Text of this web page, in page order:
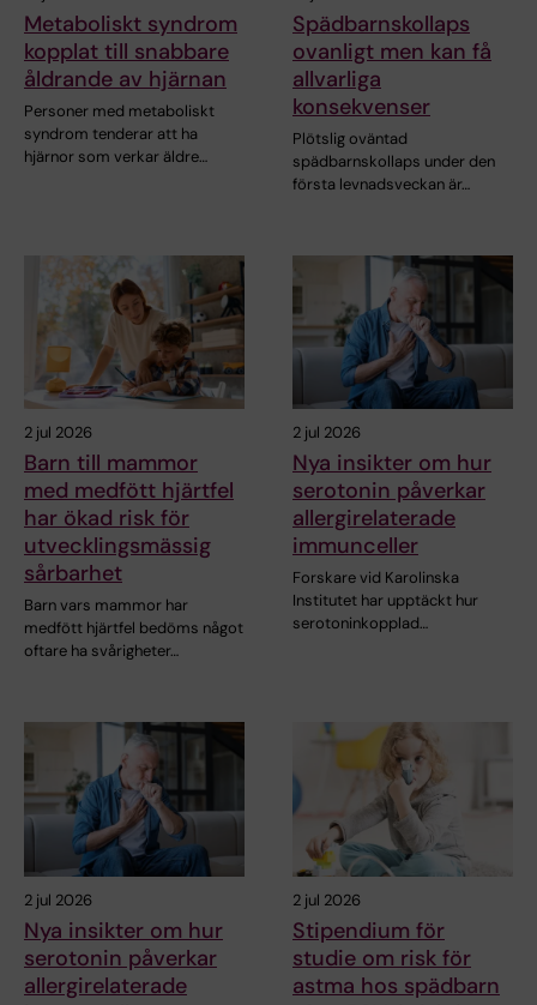
Metaboliskt syndrom
kopplat till snabbare
åldrande av hjärnan
Personer med metaboliskt
syndrom tenderar att ha
hjärnor som verkar äldre…
Spädbarnskollaps
ovanligt men kan få
allvarliga
konsekvenser
Plötslig oväntad
spädbarnskollaps under den
första levnadsveckan är…
2 jul 2026
Barn till mammor
med medfött hjärtfel
har ökad risk för
utvecklingsmässig
sårbarhet
Barn vars mammor har
medfött hjärtfel bedöms något
oftare ha svårigheter…
2 jul 2026
Nya insikter om hur
serotonin påverkar
allergirelaterade
immunceller
Forskare vid Karolinska
Institutet har upptäckt hur
serotoninkopplad…
2 jul 2026
Nya insikter om hur
serotonin påverkar
allergirelaterade
2 jul 2026
Stipendium för
studie om risk för
astma hos spädbarn